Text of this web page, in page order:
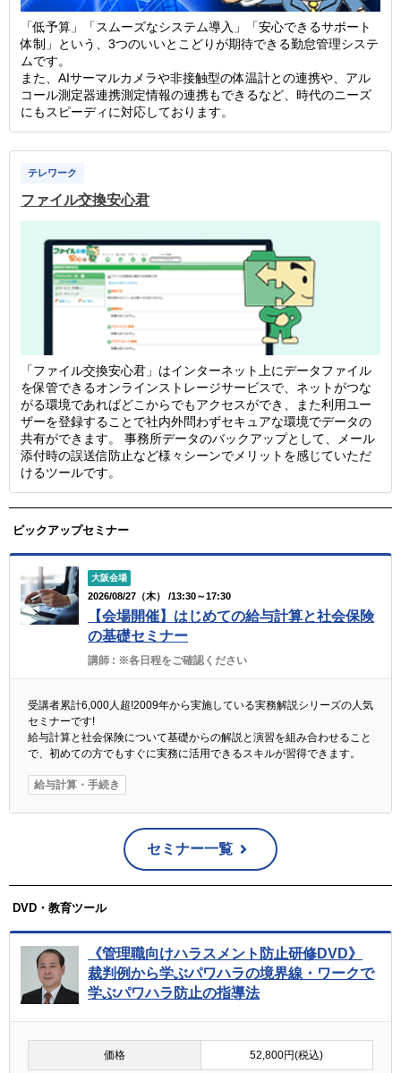
「低予算」「スムーズなシステム導入」「安心できるサポート
体制」という、3つのいいとこどりが期待できる勤怠管理システ
ムです。
また、AIサーマルカメラや非接触型の体温計との連携や、アル
コール測定器連携測定情報の連携もできるなど、時代のニーズ
にもスピーディに対応しております。
テレワーク
ファイル交換安心君
「ファイル交換安心君」はインターネット上にデータファイル
を保管できるオンラインストレージサービスで、ネットがつな
がる環境であればどこからでもアクセスができ、また利用ユー
ザーを登録することで社内外問わずセキュアな環境でデータの
共有ができます。 事務所データのバックアップとして、メール
添付時の誤送信防止など様々シーンでメリットを感じていただ
けるツールです。
ピックアップセミナー
大阪会場
2026/08/27（木） /13:30～17:30
【会場開催】はじめての給与計算と社会保険
の基礎セミナー
講師 : ※各日程をご確認ください
受講者累計6,000人超!2009年から実施している実務解説シリーズの人気
セミナーです!
給与計算と社会保険について基礎からの解説と演習を組み合わせること
で、初めての方でもすぐに実務に活用できるスキルが習得できます。
給与計算・手続き
セミナー一覧
DVD・教育ツール
《管理職向けハラスメント防止研修DVD》
裁判例から学ぶパワハラの境界線・ワークで
学ぶパワハラ防止の指導法
価格 52,800円(税込)